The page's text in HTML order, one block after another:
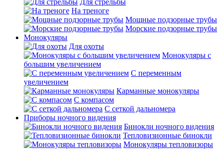
Для стрельбы
На треноге
Мощные подзорные трубы
Морские подзорные трубы
Монокуляры
Для охоты
Монокуляры с
большим увеличением
С переменным
увеличением
Карманные монокуляры
С компасом
С сеткой дальномера
Приборы ночного видения
Бинокли ночного видения
Тепловизионные бинокли
Монокуляры тепловизоры